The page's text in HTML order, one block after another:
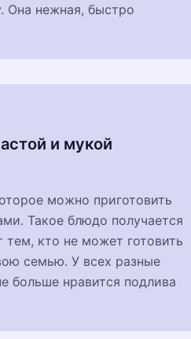
Она нежная, быстро
и мукой
можно приготовить
Такое блюдо получается
кто не может готовить
семью. У всех разные
больше нравится подлива